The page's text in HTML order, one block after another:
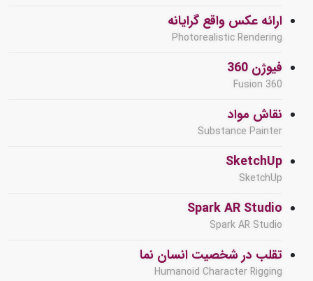
ارائه عکس واقع گرایانه
Photorealistic Rendering
فیوژن 360
Fusion 360
نقاش مواد
Substance Painter
SketchUp
SketchUp
Spark AR Studio
Spark AR Studio
تقلب در شخصیت انسان نما
Humanoid Character Rigging